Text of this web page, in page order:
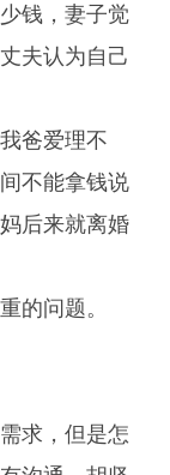
钱，妻子觉
夫认为自己
爸爱理不
不能拿钱说
后来就离婚
的问题。
求，但是怎